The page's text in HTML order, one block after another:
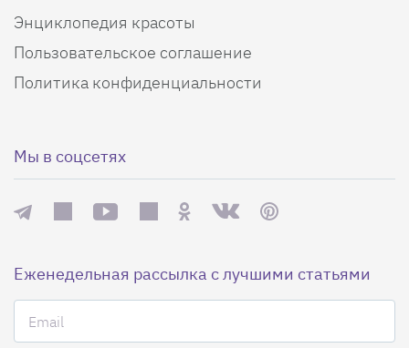
Энциклопедия красоты
Пользовательское соглашение
Политика конфиденциальности
Мы в соцсетях
Еженедельная рассылка с лучшими статьями